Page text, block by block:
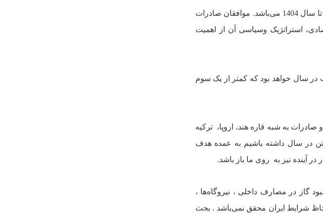
جمع گاز مورد نياز براى مصارف داخلى و تزريق حدود 8 تريليون و يا 29 درصد ذخائر موجود تا سال 1404 مى‌باشد. موافقان صادرات
اقتصادى‌، استراتژيک وسياسى آن از اهميت
شدن همه برنامه‌ها حدود 40 ميليارد مترمکعب در سال خواهد بود که کمتر از يک سوم
‌ترکيه
در سال داشته باشيم به عمده هدف
آينده نيز به روى ما باز باشد.
گاز در مصارف داخلى ،‌ نيروگاه‌ها ،
شرايط ايران محقق نمى‌باشد . بحث